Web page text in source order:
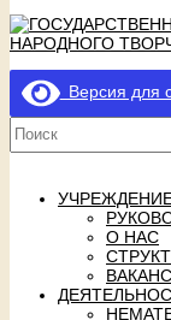
Версия для
О НАС